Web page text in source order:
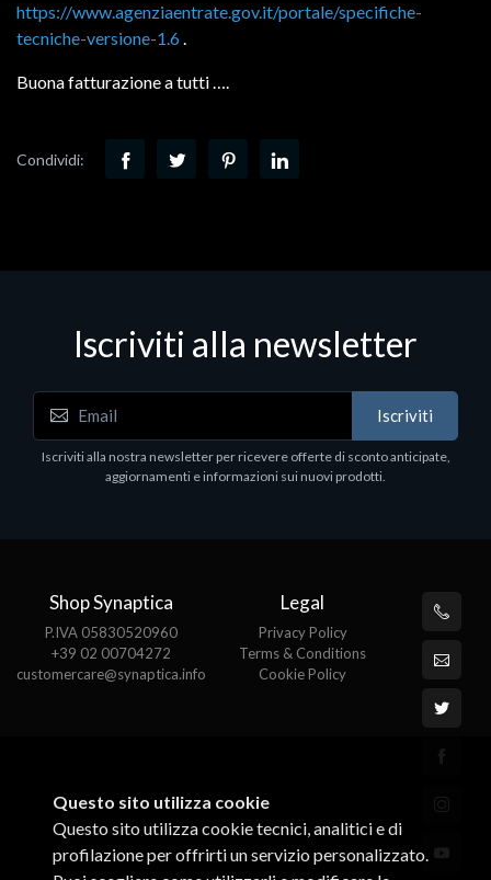
https://www.agenziaentrate.gov.it/portale/specifiche-
tecniche-versione-1.6.
Buona fatturazione a tutti ….
Condividi:
Iscriviti alla newsletter
Iscriviti
Iscriviti alla nostra newsletter per ricevere offerte di sconto anticipate,
aggiornamenti e informazioni sui nuovi prodotti.
Shop Synaptica
P.IVA 05830520960
+39 02 00704272
customercare@synaptica.info
Legal
Privacy Policy
Terms & Conditions
Cookie Policy
Questo sito utilizza cookie
Questo sito utilizza cookie tecnici, analitici e di
profilazione per offrirti un servizio personalizzato.